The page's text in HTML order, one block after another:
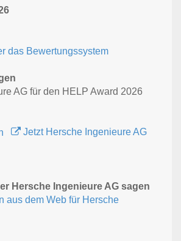
das Bewertungssystem
AG für den HELP Award 2026
Jetzt Hersche Ingenieure AG
Hersche Ingenieure AG sagen
aus dem Web für Hersche